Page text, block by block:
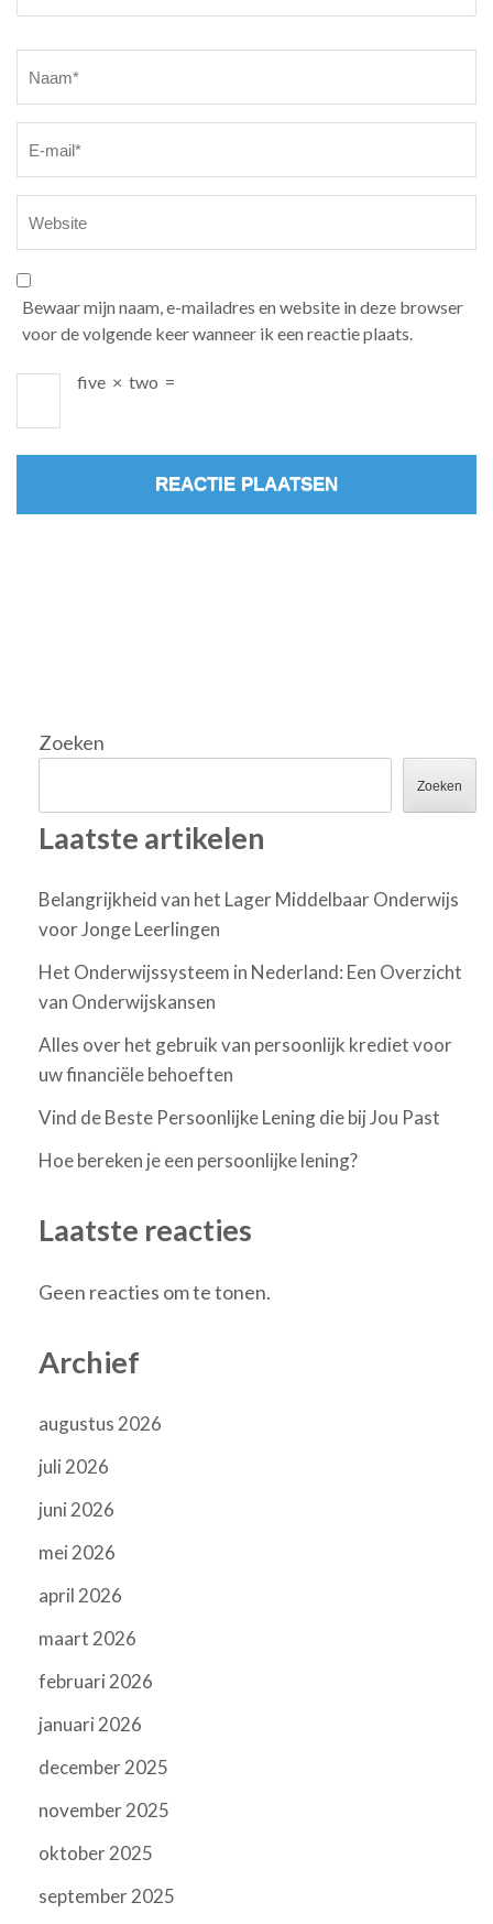
Bewaar mijn naam, e-mailadres en website in deze browser
voor de volgende keer wanneer ik een reactie plaats.
five × two =
Zoeken
Zoeken
Laatste artikelen
Belangrijkheid van het Lager Middelbaar Onderwijs
voor Jonge Leerlingen
Het Onderwijssysteem in Nederland: Een Overzicht
van Onderwijskansen
Alles over het gebruik van persoonlijk krediet voor
uw financiële behoeften
Vind de Beste Persoonlijke Lening die bij Jou Past
Hoe bereken je een persoonlijke lening?
Laatste reacties
Geen reacties om te tonen.
Archief
augustus 2026
juli 2026
juni 2026
mei 2026
april 2026
maart 2026
februari 2026
januari 2026
december 2025
november 2025
oktober 2025
september 2025